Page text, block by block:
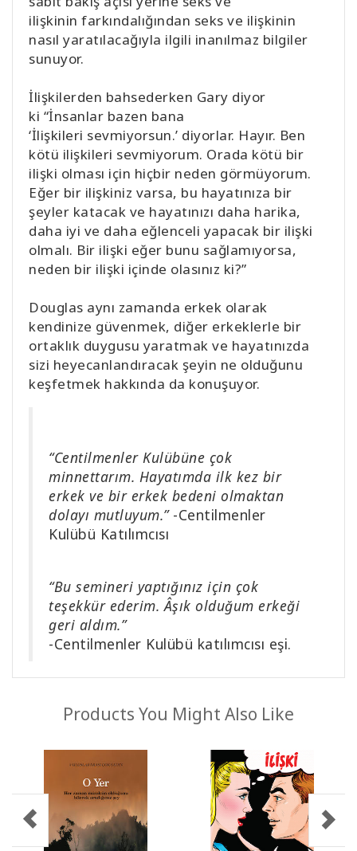
ilişkinin farkındalığından seks ve ilişkinin
nasıl yaratılacağıyla ilgili inanılmaz bilgiler
sunuyor.
İlişkilerden bahsederken Gary diyor
ki “İnsanlar bazen bana
‘İlişkileri sevmiyorsun.’ diyorlar. Hayır. Ben
kötü ilişkileri sevmiyorum. Orada kötü bir
ilişki olması için hiçbir neden görmüyorum.
Eğer bir ilişkiniz varsa, bu hayatınıza bir
şeyler katacak ve hayatınızı daha harika,
daha iyi ve daha eğlenceli yapacak bir ilişki
olmalı. Bir ilişki eğer bunu sağlamıyorsa,
neden bir ilişki içinde olasınız ki?”
Douglas aynı zamanda erkek olarak
kendinize güvenmek, diğer erkeklerle bir
ortaklık duygusu yaratmak ve hayatınızda
sizi heyecanlandıracak şeyin ne olduğunu
keşfetmek hakkında da konuşuyor.
“Centilmenler Kulübüne çok
minnettarım. Hayatımda ilk kez bir
erkek ve bir erkek bedeni olmaktan
dolayı mutluyum.”-Centilmenler
Kulübü Katılımcısı
“Bu semineri yaptığınız için çok
teşekkür ederim. Âşık olduğum erkeği
geri aldım.”
-Centilmenler Kulübü katılımcısı eşi.
Products You Might Also Like